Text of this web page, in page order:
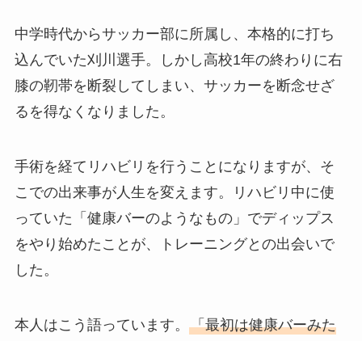
中学時代からサッカー部に所属し、本格的に打ち
込んでいた刈川選手。しかし高校1年の終わりに右
膝の靭帯を断裂してしまい、サッカーを断念せざ
るを得なくなりました。
手術を経てリハビリを行うことになりますが、そ
こでの出来事が人生を変えます。リハビリ中に使
っていた「健康バーのようなもの」でディップス
をやり始めたことが、トレーニングとの出会いで
した。
本人はこう語っています。 「最初は健康バーみた